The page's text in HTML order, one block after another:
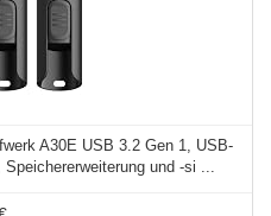
A30E USB 3.2 Gen 1, USB-
und -si ...